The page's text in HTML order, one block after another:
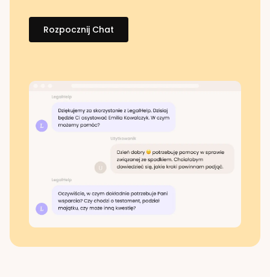
Rozpocznij Chat